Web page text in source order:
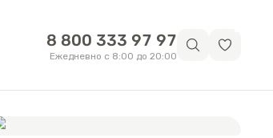
8 800 333 97 97
Ежедневно с 8:00 до 20:00